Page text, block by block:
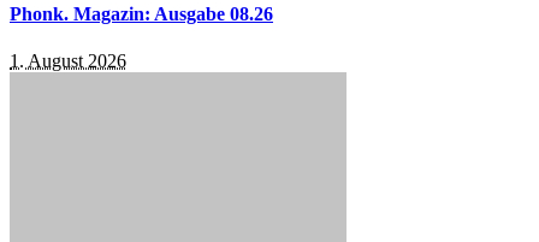
Phonk. Magazin: Ausgabe 08.26
1. August 2026